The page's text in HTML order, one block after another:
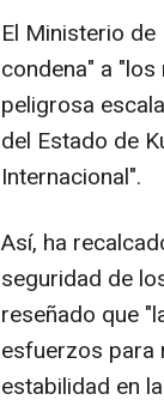
El Ministerio
condena" a
peligrosa
del Estado de
Internacional".
Así, ha
seguridad de
reseñado que
esfuerzos para
estabilidad en